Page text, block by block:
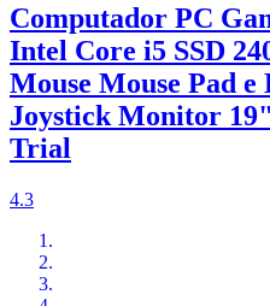
Computador PC
Intel Core i5 SSD
Mouse Mouse Pad e
Joystick Monitor
Trial
4.3